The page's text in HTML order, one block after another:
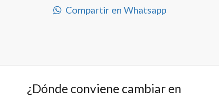
Compartir en Whatsapp
¿Dónde conviene cambiar en